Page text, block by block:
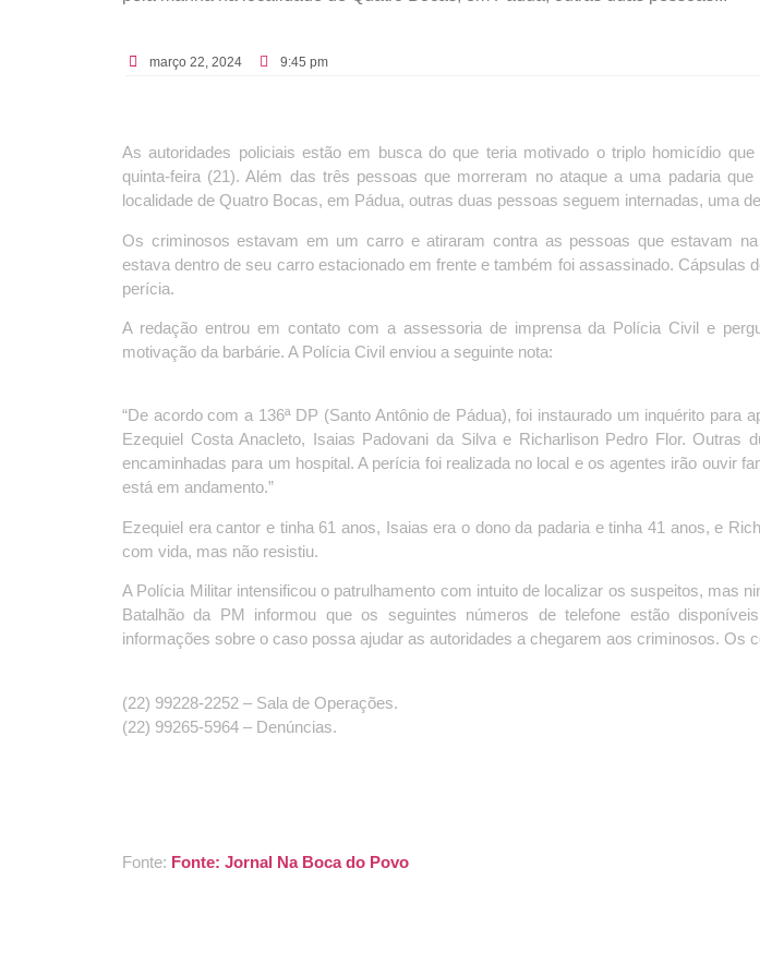
março 22, 2024 9:45 pm
As autoridades policiais estão em busca do que teria motivado o triplo homicídio
quinta-feira (21). Além das três pessoas que morreram no ataque a uma padaria
localidade de Quatro Bocas, em Pádua, outras duas pessoas seguem internadas, uma
Os criminosos estavam em um carro e atiraram contra as pessoas que estavam
estava dentro de seu carro estacionado em frente e também foi assassinado. Cápsulas
perícia.
A redação entrou em contato com a assessoria de imprensa da Polícia Civil e
motivação da barbárie. A Polícia Civil enviou a seguinte nota:
“De acordo com a 136ª DP (Santo Antônio de Pádua), foi instaurado um inquérito para
Ezequiel Costa Anacleto, Isaias Padovani da Silva e Richarlison Pedro Flor. Outras
encaminhadas para um hospital. A perícia foi realizada no local e os agentes irão ouvir
está em andamento.”
Ezequiel era cantor e tinha 61 anos, Isaias era o dono da padaria e tinha 41 anos, e
com vida, mas não resistiu.
A Polícia Militar intensificou o patrulhamento com intuito de localizar os suspeitos, mas
Batalhão da PM informou que os seguintes números de telefone estão
informações sobre o caso possa ajudar as autoridades a chegarem aos criminosos. Os
(22) 99228-2252 – Sala de Operações.
(22) 99265-5964 – Denúncias.
Fonte: Fonte: Jornal Na Boca do Povo